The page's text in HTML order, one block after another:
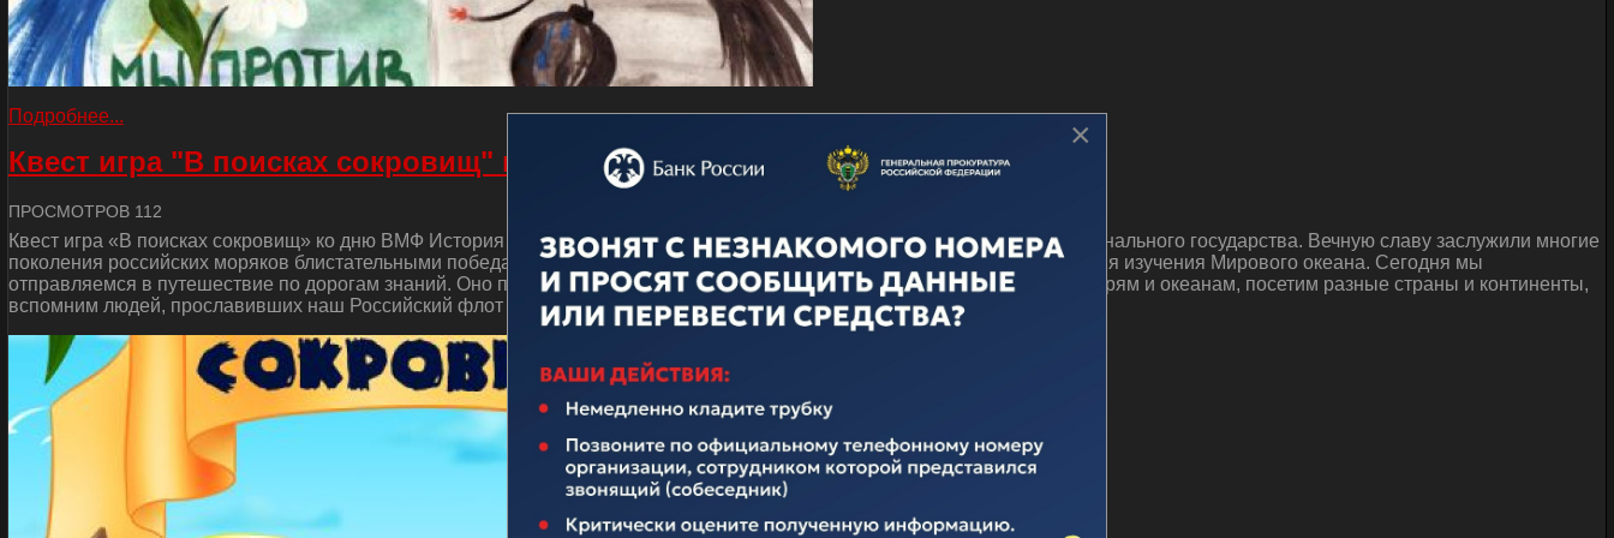
Подробнее...
Квест игра "В поисках сокровищ" ко дню ВМФ
ПРОСМОТРОВ 112
Квест игра «В поисках сокровищ» ко дню ВМФ История отечественного флота неотделима от истории нашего многонационального государства. Вечную славу заслужили многие
поколения российских моряков блистательными победами над иноземными захватчиками, героическими подвигами во имя изучения Мирового океана. Сегодня мы
отправляемся в путешествие по дорогам знаний. Оно посвящается истории Российского Флота. Поэтому поплывем по морям и океанам, посетим разные страны и континенты,
вспомним людей, прославивших наш Российский флот и сделавших очень много для его становления и развития.
×